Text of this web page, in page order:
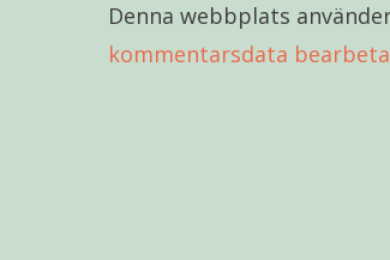
Denna webbplats
kommentarsdata